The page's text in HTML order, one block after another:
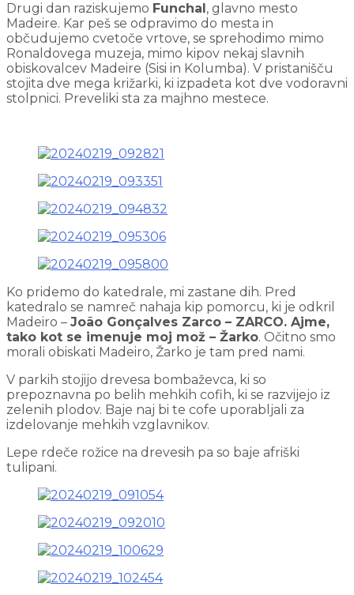
Drugi dan raziskujemo Funchal , glavno mesto
Madeire. Kar peš se odpravimo do mesta in
občudujemo cvetoče vrtove, se sprehodimo mimo
Ronaldovega muzeja, mimo kipov nekaj slavnih
obiskovalcev Madeire (Sisi in Kolumba). V pristanišču
stojita dve mega križarki, ki izpadeta kot dve vodoravni
stolpnici. Preveliki sta za majhno mestece.
Ko pridemo do katedrale, mi zastane dih. Pred
katedralo se namreč nahaja kip pomorcu, ki je odkril
Madeiro – João Gonçalves Zarco – ZARCO. Ajme,
tako kot se imenuje moj mož – Žarko. Očitno smo
morali obiskati Madeiro, Žarko je tam pred nami.
V parkih stojijo drevesa bombaževca, ki so
prepoznavna po belih mehkih cofih, ki se razvijejo iz
zelenih plodov. Baje naj bi te cofe uporabljali za
izdelovanje mehkih vzglavnikov.
Lepe rdeče rožice na drevesih pa so baje afriški
tulipani.